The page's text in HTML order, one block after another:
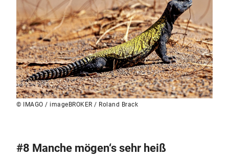
© IMAGO / imageBROKER / Roland Brack
#8 Manche mögen‘s sehr heiß